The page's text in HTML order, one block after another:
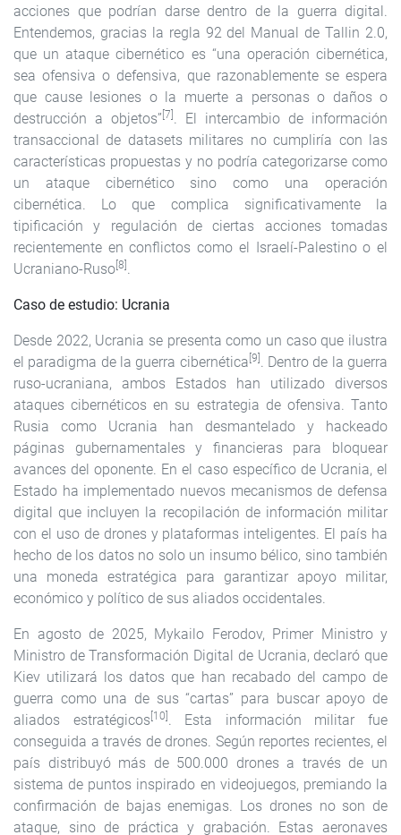
acciones que podrían darse dentro de la guerra digital.
Entendemos, gracias la regla 92 del Manual de Tallin 2.0,
que un ataque cibernético es “una operación cibernética,
sea ofensiva o defensiva, que razonablemente se espera
que cause lesiones o la muerte a personas o daños o
destrucción a objetos” [7] . El intercambio de información
transaccional de datasets militares no cumpliría con las
características propuestas y no podría categorizarse como
un ataque cibernético sino como una operación
cibernética. Lo que complica significativamente la
tipificación y regulación de ciertas acciones tomadas
recientemente en conflictos como el Israelí-Palestino o el
Ucraniano-Ruso [8] .
Caso de estudio: Ucrania
Desde 2022, Ucrania se presenta como un caso que ilustra
el paradigma de la guerra cibernética [9] . Dentro de la guerra
ruso-ucraniana, ambos Estados han utilizado diversos
ataques cibernéticos en su estrategia de ofensiva. Tanto
Rusia como Ucrania han desmantelado y hackeado
páginas gubernamentales y financieras para bloquear
avances del oponente. En el caso específico de Ucrania, el
Estado ha implementado nuevos mecanismos de defensa
digital que incluyen la recopilación de información militar
con el uso de drones y plataformas inteligentes. El país ha
hecho de los datos no solo un insumo bélico, sino también
una moneda estratégica para garantizar apoyo militar,
económico y político de sus aliados occidentales.
En agosto de 2025, Mykailo Ferodov, Primer Ministro y
Ministro de Transformación Digital de Ucrania, declaró que
Kiev utilizará los datos que han recabado del campo de
guerra como una de sus “cartas” para buscar apoyo de
aliados estratégicos [10] . Esta información militar fue
conseguida a través de drones. Según reportes recientes, el
país distribuyó más de 500.000 drones a través de un
sistema de puntos inspirado en videojuegos, premiando la
confirmación de bajas enemigas. Los drones no son de
ataque, sino de práctica y grabación. Estas aeronaves